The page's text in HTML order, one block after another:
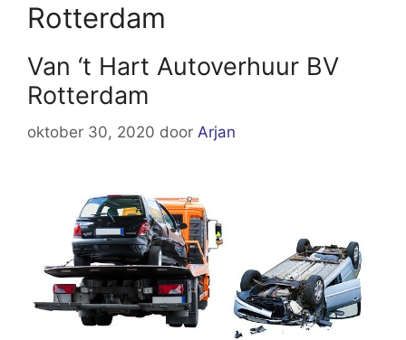
Rotterdam
Van ‘t Hart Autoverhuur BV
Rotterdam
oktober 30, 2020 door Arjan